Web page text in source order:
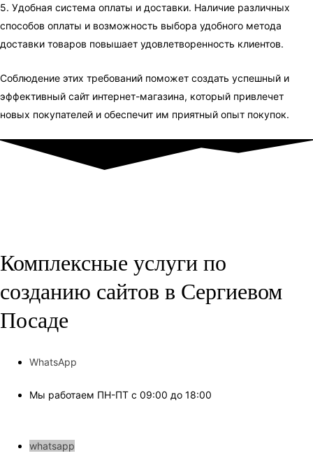
5. Удобная система оплаты и доставки. Наличие различных
способов оплаты и возможность выбора удобного метода
доставки товаров повышает удовлетворенность клиентов.
Соблюдение этих требований поможет создать успешный и
эффективный сайт интернет-магазина, который привлечет
новых покупателей и обеспечит им приятный опыт покупок.
Комплексные услуги по
созданию сайтов в Сергиевом
Посаде
WhatsApp
Мы работаем ПН-ПТ с 09:00 до 18:00
whatsapp